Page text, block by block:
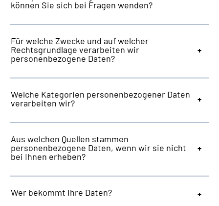
können Sie sich bei Fragen wenden?
Für welche Zwecke und auf welcher
Rechtsgrundlage verarbeiten wir
personenbezogene Daten?
Welche Kategorien personenbezogener Daten
verarbeiten wir?
Aus welchen Quellen stammen
personenbezogene Daten, wenn wir sie nicht
bei Ihnen erheben?
Wer bekommt Ihre Daten?